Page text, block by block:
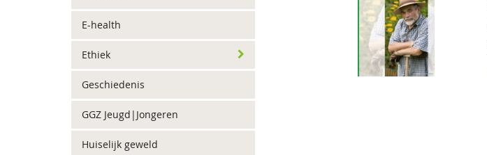
E-health
Ethiek
Geschiedenis
GGZ Jeugd|Jongeren
Huiselijk geweld